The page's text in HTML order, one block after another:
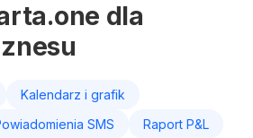
dla
Kalendarz i grafik
SMS
Raport P&L